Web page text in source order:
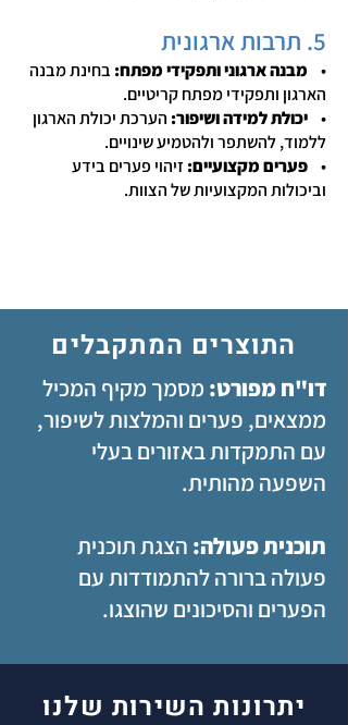
5. תרבות ארגונית
• מבנה ארגוני ותפקידי מפתח: בחינת מבנה
הארגון ותפקידי מפתח קריטיים.
• יכולת למידה ושיפור: הערכת יכולת הארגון
ללמוד, להשתפר ולהטמיע שינויים.
• פערים מקצועיים:זיהוי פערים בידע
וביכולות המקצועיות של הצוות.
התוצרים המתקבלים
דו"ח מפורט: מסמך מקיף המכיל
ממצאים, פערים והמלצות לשיפור,
עם התמקדות באזורים בעלי
השפעה מהותית.
תוכנית פעולה: הצגת תוכנית
פעולה ברורה להתמודדות עם
הפערים והסיכונים שהוצגו.
יתרונות השירות שלנו